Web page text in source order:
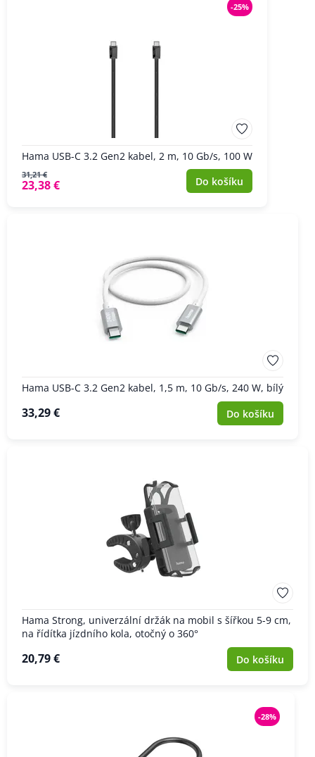
-25%
Hama USB-C 3.2 Gen2 kabel, 2 m, 10 Gb/s, 100 W
31,21 €
23,38 € Do košíku
Hama USB-C 3.2 Gen2 kabel, 1,5 m, 10 Gb/s, 240 W, bílý
33,29 € Do košíku
Hama Strong, univerzální držák na mobil s šířkou 5-9 cm,
na řídítka jízdního kola, otočný o 360°
20,79 € Do košíku
-28%